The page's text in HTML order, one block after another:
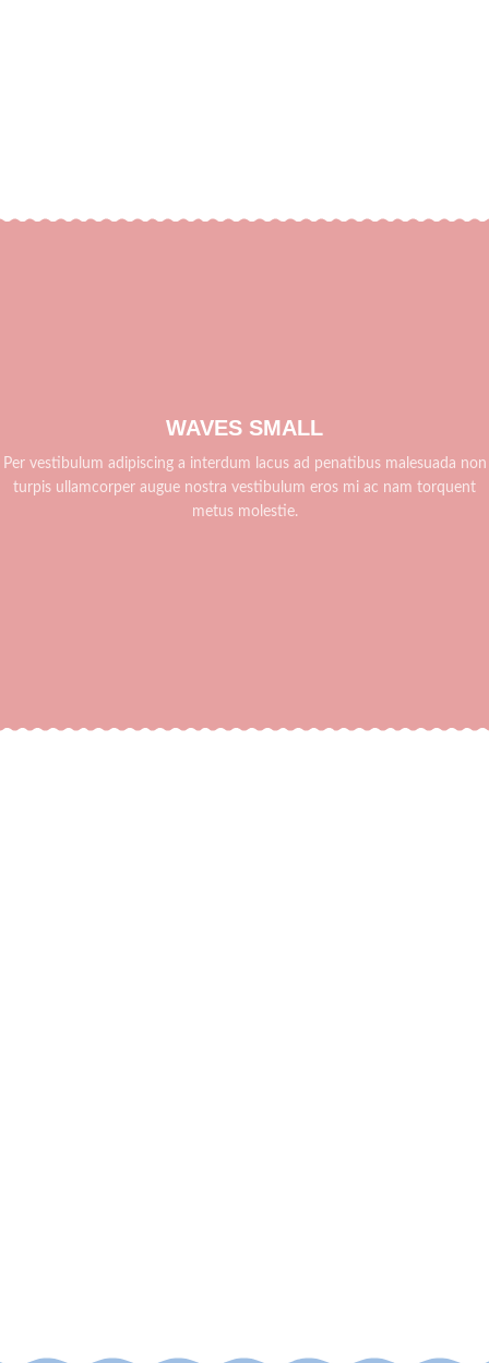
WAVES SMALL
Per vestibulum adipiscing a interdum lacus ad penatibus malesuada non
turpis ullamcorper augue nostra vestibulum eros mi ac nam torquent
metus molestie.